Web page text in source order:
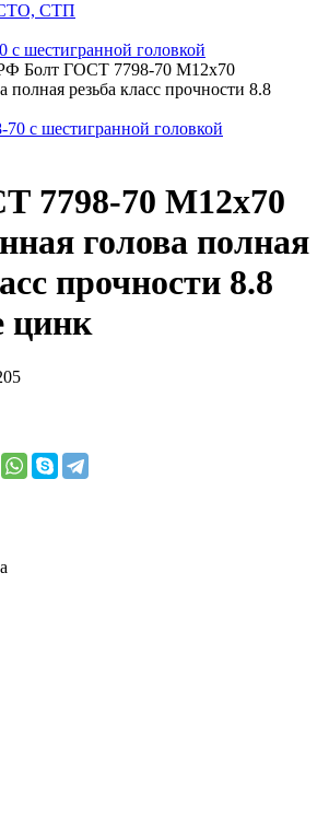
СТП
шестигранной головкой
Болт ГОСТ 7798-70 М12х70
полная резьба класс прочности 8.8
7798-70 М12х70
голова полная
прочности 8.8
цинк